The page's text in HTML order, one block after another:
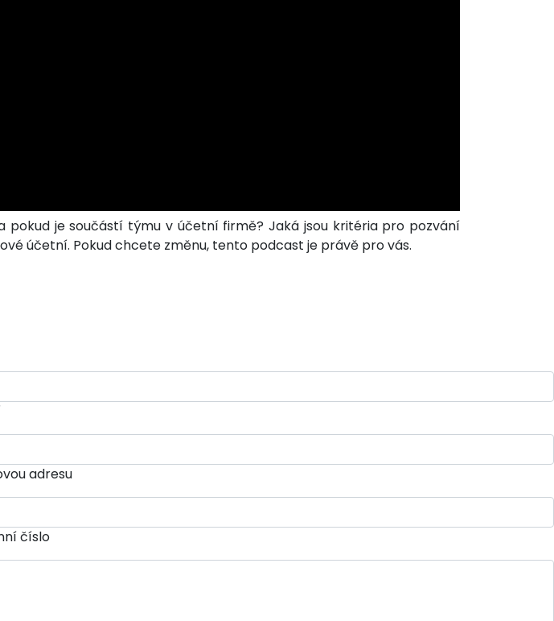
pokud je součástí týmu v účetní firmě? Jaká jsou kritéria pro pozvání
účetní. Pokud chcete změnu, tento podcast je právě pro vás.
adresu
číslo